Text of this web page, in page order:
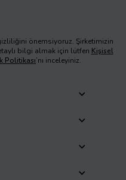
önemsiyoruz. Şirketimizin
bilgi almak için lütfen Kişisel
Politikası’nı inceleyiniz.